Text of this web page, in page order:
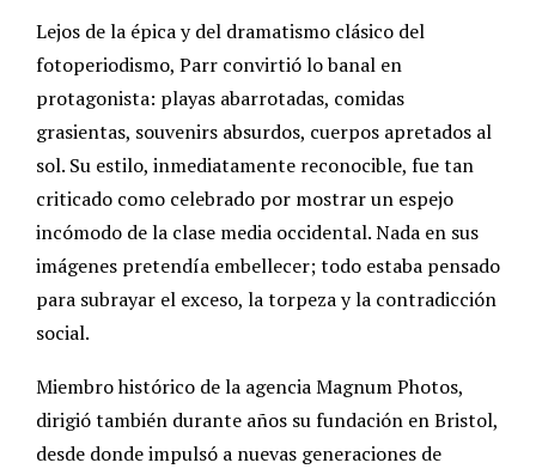
Lejos de la épica y del dramatismo clásico del
fotoperiodismo, Parr convirtió lo banal en
protagonista: playas abarrotadas, comidas
grasientas, souvenirs absurdos, cuerpos apretados al
sol. Su estilo, inmediatamente reconocible, fue tan
criticado como celebrado por mostrar un espejo
incómodo de la clase media occidental. Nada en sus
imágenes pretendía embellecer; todo estaba pensado
para subrayar el exceso, la torpeza y la contradicción
social.
Miembro histórico de la agencia Magnum Photos,
dirigió también durante años su fundación en Bristol,
desde donde impulsó a nuevas generaciones de